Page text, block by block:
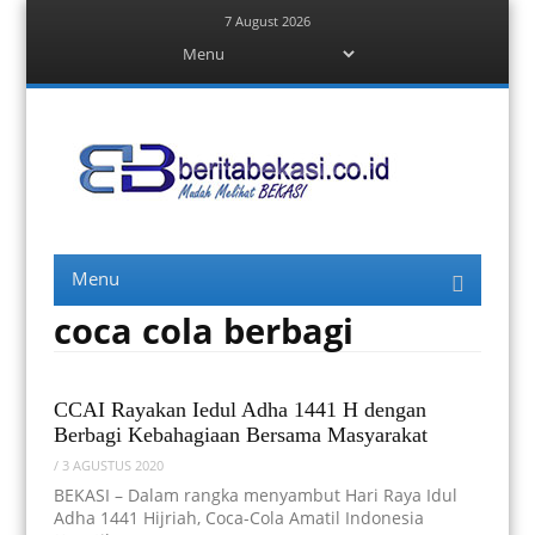
7 August 2026
content
Berita Bekasi
Menu
content
coca cola berbagi
CCAI Rayakan Iedul Adha 1441 H dengan
Berbagi Kebahagiaan Bersama Masyarakat
/ 3 AGUSTUS 2020
BEKASI – Dalam rangka menyambut Hari Raya Idul
Adha 1441 Hijriah, Coca-Cola Amatil Indonesia